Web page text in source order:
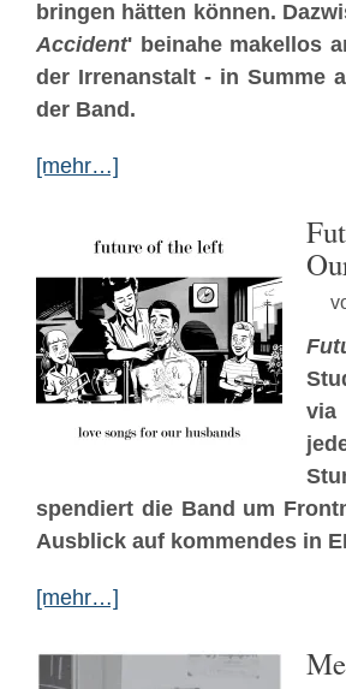
bringen hätten können.
Accident' beinahe makellos
der Irrenanstalt - in Summe
der Band.
[mehr…]
via
spendiert die Band um
Ausblick auf kommendes in
[mehr…]